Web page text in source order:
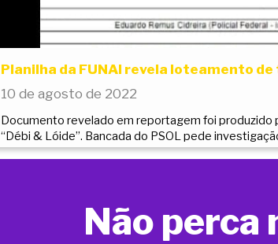
Planilha da FUNAI revela loteamento
10 de agosto de 2022
Documento revelado em reportagem foi produzido
“Débi & Lóide”. Bancada do PSOL pede
Não perca